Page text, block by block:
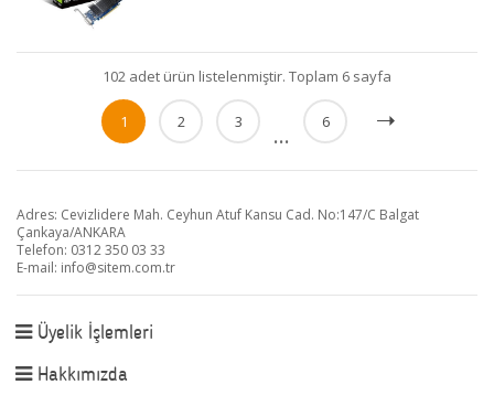
102 adet ürün listelenmiştir. Toplam 6 sayfa
1 2 3 ... 6
Adres: Cevizlidere Mah. Ceyhun Atuf Kansu Cad. No:147/C Balgat
Çankaya/ANKARA
Telefon: 0312 350 03 33
E-mail: info@sitem.com.tr
Üyelik İşlemleri
Hakkımızda